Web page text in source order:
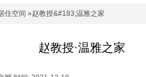
住空间 »赵教授&#183;温雅之家
赵教授·温雅之家